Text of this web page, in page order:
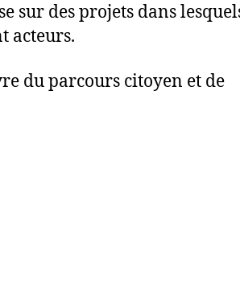
sur des projets dans
acteurs.
du parcours citoyen et de